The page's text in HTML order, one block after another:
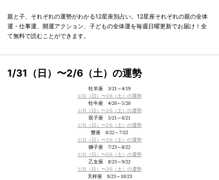
親と子、それぞれの運勢がわかる12星座別占い。12星座それぞれの親の全体
運・仕事運、開運アクション、子どもの全体運を毎週日曜更新でお届け！全
て無料で読むことができます。
1/31（日）〜2/6（土）の運勢
牡羊座 3/21～4/19
1/31（日）〜2/6（土）の運勢
牡牛座 4/20～5/20
1/31（日）〜2/6（土）の運勢
双子座 5/21～6/21
1/31（日）〜2/6（土）の運勢
蟹座 6/22～7/22
1/31（日）〜2/6（土）の運勢
獅子座 7/23～8/22
1/31（日）〜2/6（土）の運勢
乙女座 8/23～9/22
1/31（日）〜2/6（土）の運勢
天秤座 9/23～10/23